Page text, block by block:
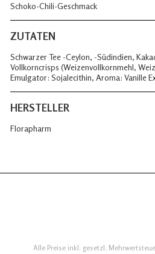
Schoko-Chili-Geschmack
ZUTATEN
Schwarzer Tee -Ceylon, -Südindien,
Vollkorncrisps (Weizenvollkornmehl,
Emulgator: Sojalecithin, Aroma: Vanille
HERSTELLER
Florapharm
Alle Preise inkl. gesetzl.